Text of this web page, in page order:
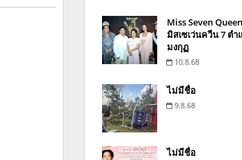
Miss Seven
มิสเซเว่นควีน 7 ตำ
มงกุฏ
10.8.68
ไม่มีชื่อ
9.8.68
ไม่มีชื่อ